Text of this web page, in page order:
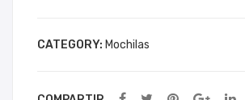
CATEGORY: Mochilas